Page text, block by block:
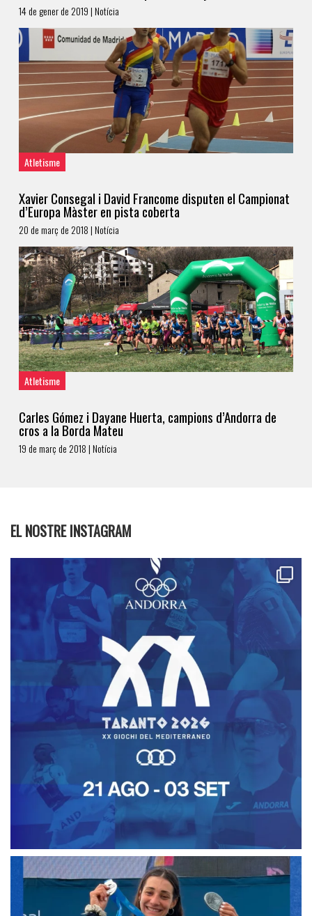
14 de gener de 2019 | Notícia
Atletisme
Xavier Consegal i David Francome disputen el Campionat
d’Europa Màster en pista coberta
20 de març de 2018 | Notícia
Atletisme
Carles Gómez i Dayane Huerta, campions d’Andorra de
cros a la Borda Mateu
19 de març de 2018 | Notícia
EL NOSTRE INSTAGRAM